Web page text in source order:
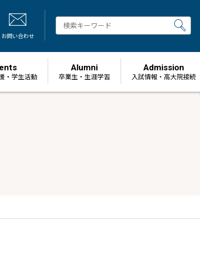
お問い合わせ
・学生活動
Alumni
卒業生・生涯学習
Admission
⼊試情報・高大院接続